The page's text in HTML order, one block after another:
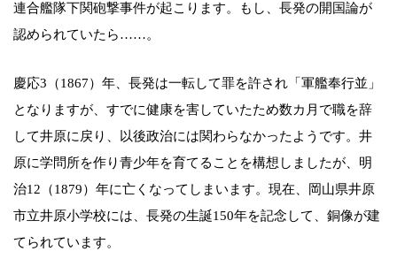
連合艦隊下関砲撃事件が起こります。もし、長発の開国論が
認められていたら……。
慶応3（1867）年、長発は一転して罪を許され「軍艦奉行並」
となりますが、すでに健康を害していたため数カ月で職を辞
して井原に戻り、以後政治には関わらなかったようです。井
原に学問所を作り青少年を育てることを構想しましたが、明
治12（1879）年に亡くなってしまいます。現在、岡山県井原
市立井原小学校には、長発の生誕150年を記念して、銅像が建
てられています。